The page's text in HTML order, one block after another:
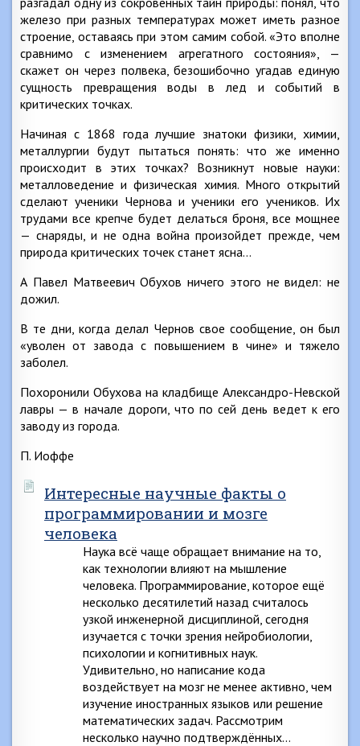
железо при разных температурах может иметь разное
строение, оставаясь при этом самим собой. «Это вполне
сравнимо с изменением агрегатного состояния», —
скажет он через полвека, безошибочно угадав единую
сущность превращения воды в лед и событий в
критических точках.
Начиная с 1868 года лучшие знатоки физики, химии,
металлургии будут пытаться понять: что же именно
происходит в этих точках? Возникнут новые науки:
металловедение и физическая химия. Много открытий
сделают ученики Чернова и ученики его учеников. Их
трудами все крепче будет делаться броня, все мощнее
— снаряды, и не одна война произойдет прежде, чем
природа критических точек станет ясна…
А Павел Матвеевич Обухов ничего этого не видел: не
дожил.
В те дни, когда делал Чернов свое сообщение, он был
«уволен от завода с повышением в чине» и тяжело
заболел.
Похоронили Обухова на кладбище Александро-Невской
лавры — в начале дороги, что по сей день ведет к его
заводу из города.
П. Иоффе
Интересные научные факты о
программировании и мозге
человека
Наука всё чаще обращает внимание на то,
как технологии влияют на мышление
человека. Программирование, которое ещё
несколько десятилетий назад считалось
узкой инженерной дисциплиной, сегодня
изучается с точки зрения нейробиологии,
психологии и когнитивных наук.
Удивительно, но написание кода
воздействует на мозг не менее активно, чем
изучение иностранных языков или решение
математических задач. Рассмотрим
несколько научно подтверждённых…